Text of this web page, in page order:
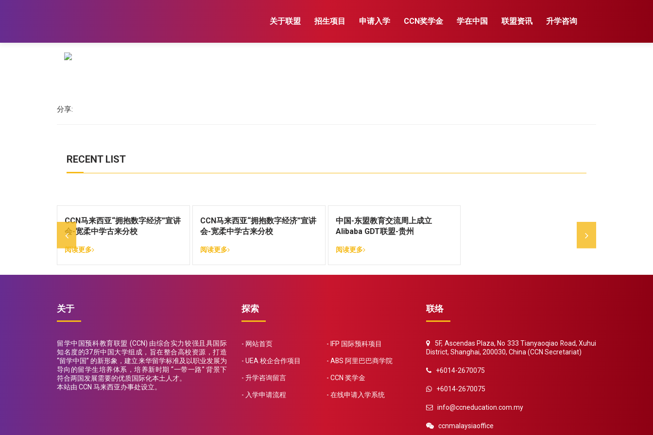
关于联盟 招生项目 申请入学 CCN奖学金 学在中国 联盟资讯 升学咨询
分享:
RECENT LIST
CCN马来西亚“拥抱数字经济”宣讲
会-宽柔中学古来分校
阅读更多
CCN马来西亚“拥抱数字经济”宣讲
会-宽柔中学古来分校
阅读更多
中国-东盟教育交流周上成立
Alibaba GDT联盟-贵州
阅读更多
关于
留学中国预科教育联盟 (CCN) 由综合实力较强且具国际
知名度的37所中国大学组成，旨在整合高校资源，打造
“留学中国” 的新形象，建立来华留学标准及以职业发展为
导向的留学生培养体系，培养新时期 “一带一路” 背景下
符合两国发展需要的优质国际化本土人才。
本站由 CCN 马来西亚办事处设立。
探索
网站首页 IFP 国际预科项目
UEA 校企合作项目 ABS 阿里巴巴商学院
升学咨询留言 CCN 奖学金
入学申请流程 在线申请入学系统
联络
5F, Ascendas Plaza, No 333 Tianyaoqiao Road, Xuhui
District, Shanghai, 200030, China (CCN Secretariat)
+6014-2670075
+6014-2670075
info@ccneducation.com.my
ccnmalaysiaoffice